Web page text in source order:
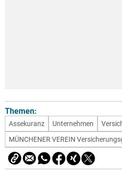
Themen:
Assekuranz Unternehmen
MÜNCHENER VEREIN